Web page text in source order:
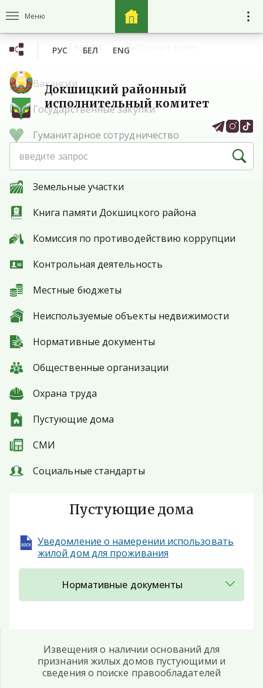
Меню
Докшицкий районный
исполнительный комитет
РУС БЕЛ ENG
Главная Пустующие дома
Вакансии
Государственные закупки
Гуманитарное сотрудничество
Защита прав потребителей
Земельные участки
Книга памяти Докшицкого района
Комиссия по противодействию коррупции
Контрольная деятельность
Местные бюджеты
Неиспользуемые объекты недвижимости
Нормативные документы
Общественные организации
Охрана труда
Пустующие дома
СМИ
Социальные стандарты
Пустующие дома
Уведомление о намерении использовать
жилой дом для проживания
Нормативные документы
Извещения о наличии оснований для
признания жилых домов пустующими и
сведения о поиске правообладателей